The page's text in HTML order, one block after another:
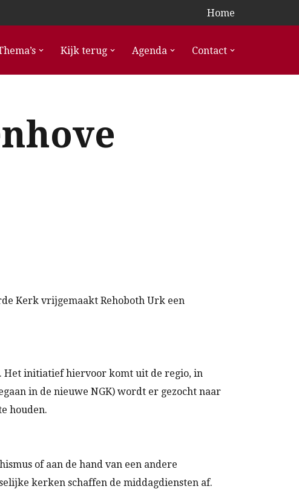
Home
Kijk terug Agenda Contact
Kerk vrijgemaakt Rehoboth Urk een
Het initiatief hiervoor komt uit de regio, in
in de nieuwe NGK) wordt er gezocht naar
houden.
of aan de hand van een andere
kerken schaffen de middagdiensten af.